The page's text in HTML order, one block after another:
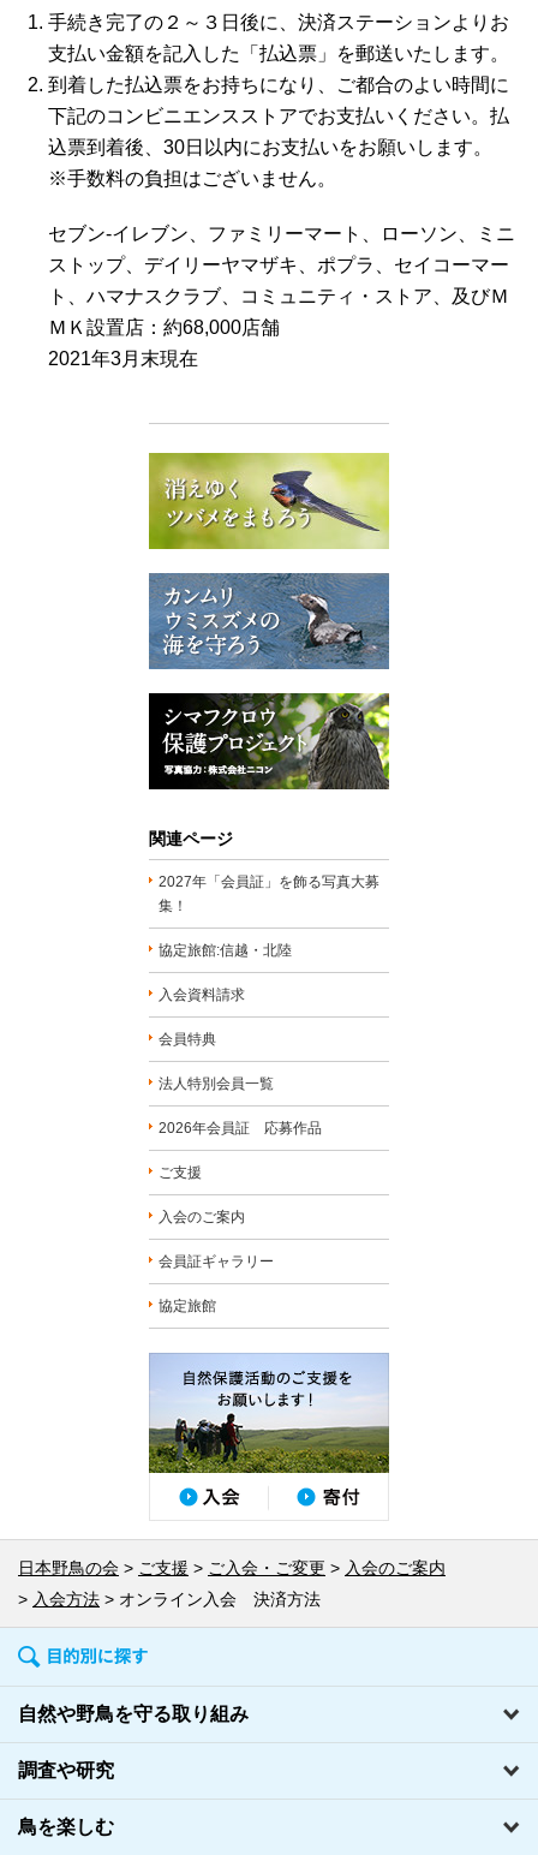
手続き完了の２～３日後に、決済ステーションよりお
支払い金額を記入した「払込票」を郵送いたします。
到着した払込票をお持ちになり、ご都合のよい時間に
下記のコンビニエンスストアでお支払いください。払
込票到着後、30日以内にお支払いをお願いします。
※手数料の負担はございません。
セブン-イレブン、ファミリーマート、ローソン、ミニ
ストップ、デイリーヤマザキ、ポプラ、セイコーマー
ト、ハマナスクラブ、コミュニティ・ストア、及びＭ
ＭＫ設置店：約68,000店舗
2021年3月末現在
関連ページ
2027年「会員証」を飾る写真大募
集！
協定旅館:信越・北陸
入会資料請求
会員特典
法人特別会員一覧
2026年会員証 応募作品
ご支援
入会のご案内
会員証ギャラリー
協定旅館
日本野鳥の会 ご支援 ご入会・ご変更
入会のご案内
入会方法
オンライン入会 決済方法
自然や野鳥を守る取り組み
調査や研究
鳥を楽しむ